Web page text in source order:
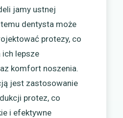
jamy ustnej
dentysta może
protezy, co
ich lepsze
komfort noszenia.
jest zastosowanie
protez, co
i efektywne